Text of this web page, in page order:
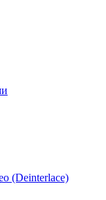
(Deinterlace)